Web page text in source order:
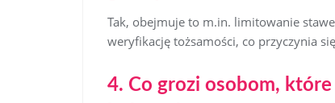
Tak, obejmuje to m.in. limitowanie
weryfikację tożsamości, co przyczynia
4. Co grozi osobom,